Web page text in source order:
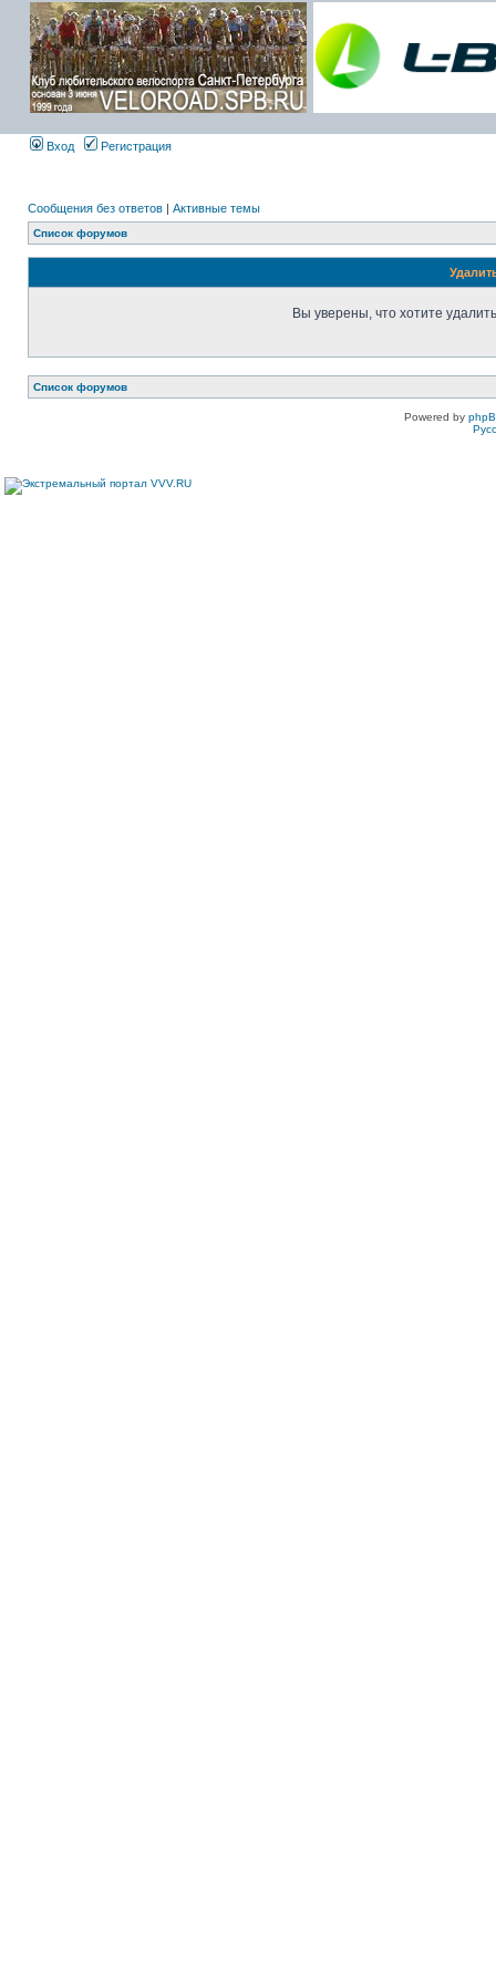
Вход Регистрация
Сообщения без ответов | Активные темы
Список форумов
Вы уверены, что хотите
Список форумов
Powered by